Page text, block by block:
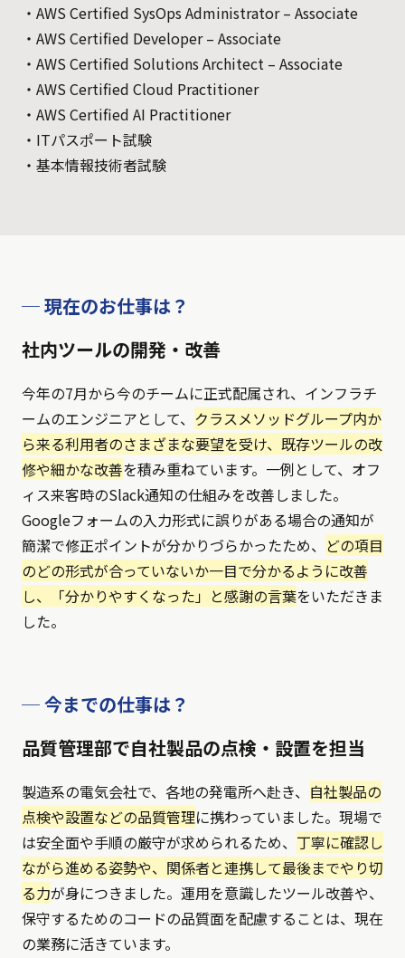
・AWS Certified SysOps Administrator – Associate
・AWS Certified Developer – Associate
・AWS Certified Solutions Architect – Associate
・AWS Certified Cloud Practitioner
・AWS Certified AI Practitioner
・ITパスポート試験
・基本情報技術者試験
─ 現在のお仕事は？
社内ツールの開発・改善
今年の7月から今のチームに正式配属され、インフラチ
ームのエンジニアとして、 クラスメソッドグループ内か
ら来る利用者のさまざまな要望を受け、既存ツールの改
修や細かな改善を積み重ねています。一例として、オフ
ィス来客時のSlack通知の仕組みを改善しました。
Googleフォームの入力形式に誤りがある場合の通知が
簡潔で修正ポイントが分かりづらかったため、 どの項目
のどの形式が合っていないか一目で分かるように改善
し、「分かりやすくなった」と感謝の言葉をいただきま
した。
─ 今までの仕事は？
品質管理部で自社製品の点検・設置を担当
製造系の電気会社で、各地の発電所へ赴き、 自社製品の
点検や設置などの品質管理に携わっていました。現場で
は安全面や手順の厳守が求められるため、 丁寧に確認し
ながら進める姿勢や、関係者と連携して最後までやり切
る力が身につきました。運用を意識したツール改善や、
保守するためのコードの品質面を配慮することは、現在
の業務に活きています。